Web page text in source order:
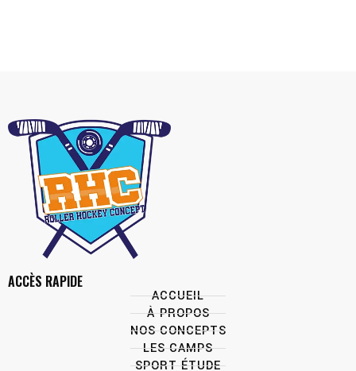
ACCÈS RAPIDE
ACCUEIL
À PROPOS
NOS CONCEPTS
LES CAMPS
SPORT ÉTUDE